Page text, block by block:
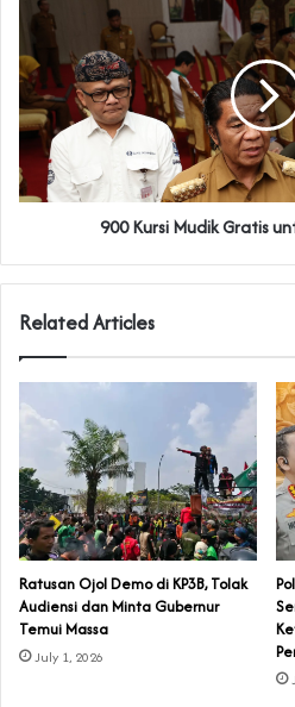
900 Kursi Mudik Gratis
Related Articles
‎Ratusan Ojol Demo di KP3B, Tolak
Audiensi dan Minta Gubernur
Temui Massa
July 1, 2026